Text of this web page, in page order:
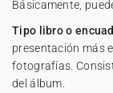
Básicamente,
Tipo libro o
presentación más
fotografías.
del álbum.